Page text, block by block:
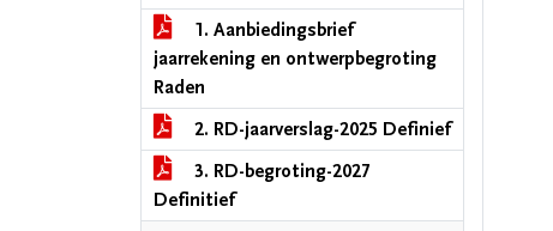
1. Aanbiedingsbrief
jaarrekening en ontwerpbegroting
Raden
2. RD-jaarverslag-2025 Definief
3. RD-begroting-2027
Definitief